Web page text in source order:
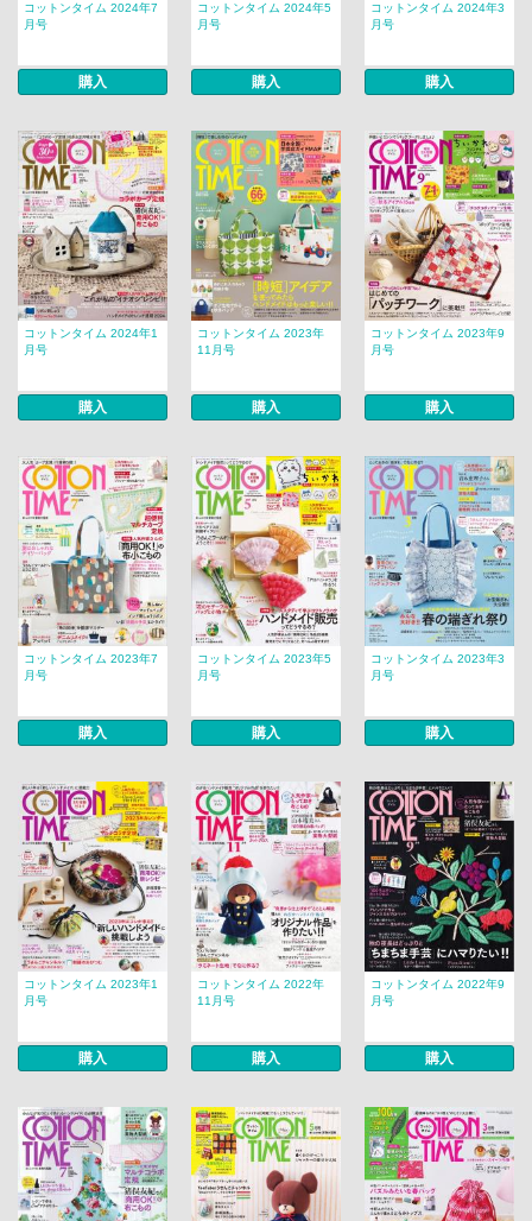
コットンタイム 2024年7
月号
購入
コットンタイム 2024年5
月号
購入
コットンタイム 2024年3
月号
購入
コットンタイム 2024年1
月号
購入
コットンタイム 2023年
11月号
購入
コットンタイム 2023年9
月号
購入
コットンタイム 2023年7
月号
購入
コットンタイム 2023年5
月号
購入
コットンタイム 2023年3
月号
購入
コットンタイム 2023年1
月号
購入
コットンタイム 2022年
11月号
購入
コットンタイム 2022年9
月号
購入